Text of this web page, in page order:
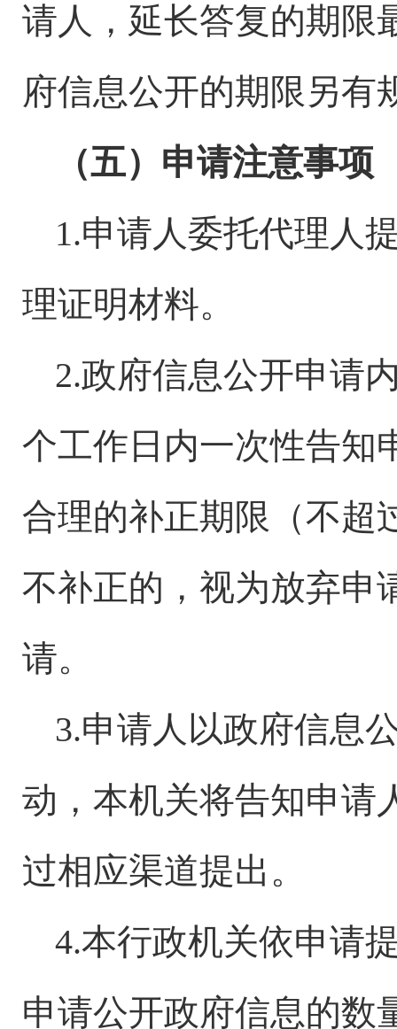
请人，延长答复的期限
府信息公开的期限另有
（五）申请注意事项
1.申请人委托代理人
理证明材料。
2.政府信息公开申请
个工作日内一次性告知
合理的补正期限（不超
不补正的，视为放弃申
请。
3.申请人以政府信息
动，本机关将告知申请
过相应渠道提出。
4.本行政机关依申请
申请公开政府信息的数